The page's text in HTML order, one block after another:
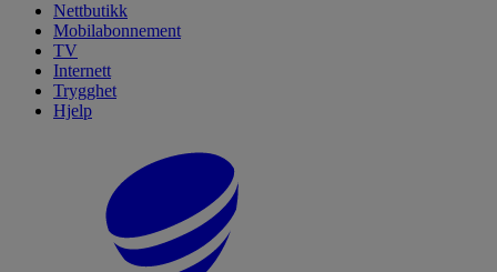
Nettbutikk
Mobilabonnement
TV
Internett
Trygghet
Hjelp